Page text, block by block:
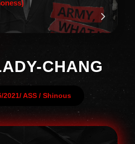
CHANG
2021/ ASS / Shinous